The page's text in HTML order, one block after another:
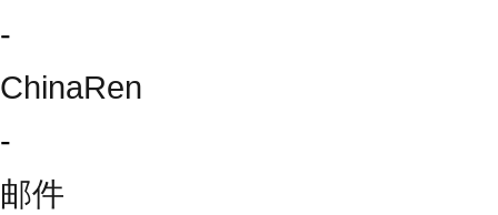
-
ChinaRen
-
邮件